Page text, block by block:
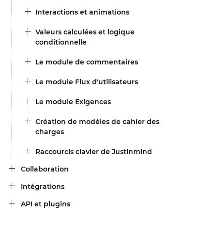
Interactions et animations
Valeurs calculées et logique
conditionnelle
Le module de commentaires
Le module Flux d'utilisateurs
Le module Exigences
Création de modèles de cahier des
charges
Raccourcis clavier de Justinmind
Collaboration
Intégrations
API et plugins